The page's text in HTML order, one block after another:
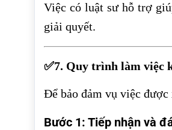
Việc có luật sư hỗ trợ
giải quyết.
✅7. Quy trình làm việc
Để bảo đảm vụ việc
Bước 1: Tiếp nhận và